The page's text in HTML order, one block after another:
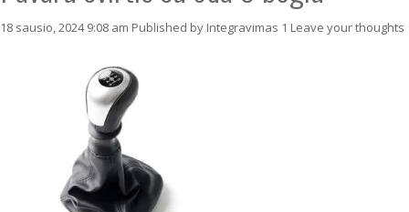
18 sausio, 2024 9:08 am Published by Integravimas 1 Leave your thoughts